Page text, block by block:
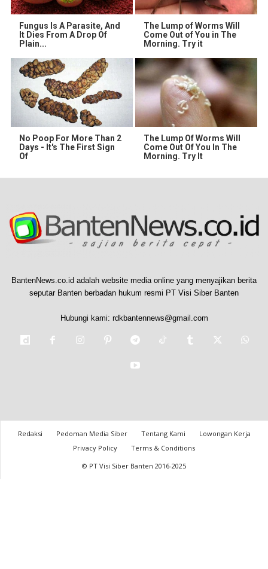
Fungus Is A Parasite, And
It Dies From A Drop Of
Plain...
The Lump of Worms Will
Come Out of You in The
Morning. Try it
No Poop For More Than 2
Days - It's The First Sign
Of
The Lump Of Worms Will
Come Out Of You In The
Morning. Try It
BantenNews.co.id adalah website media online yang menyajikan berita
seputar Banten berbadan hukum resmi PT Visi Siber Banten
Hubungi kami: rdkbantennews@gmail.com
Redaksi Pedoman Media Siber Tentang Kami
Lowongan Kerja
Privacy Policy
Terms & Conditions
© PT Visi Siber Banten 2016-2025